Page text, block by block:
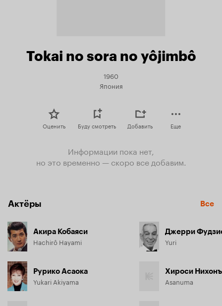
Tokai no sora no yôjimbô
1960
Япония
Оценить Буду смотреть Добавить Еще
Информации пока нет,
но это временно — скоро все добавим.
Актёры Все
Акира Кобаяси
Hachirô Hayami
Рурико Асаока
Yukari Akiyama
Джерри
Yuri
Хироси
Asanuma